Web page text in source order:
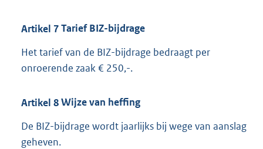
Artikel 7Tarief BIZ-bijdrage
Het tarief van de BIZ-bijdrage bedraagt per
onroerende zaak € 250,-.
Artikel 8Wijze van heffing
De BIZ-bijdrage wordt jaarlijks bij wege van aanslag
geheven.